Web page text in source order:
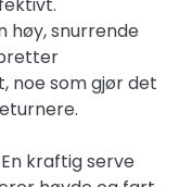
høy, snurrende
noe som gjør det
kraftig serve